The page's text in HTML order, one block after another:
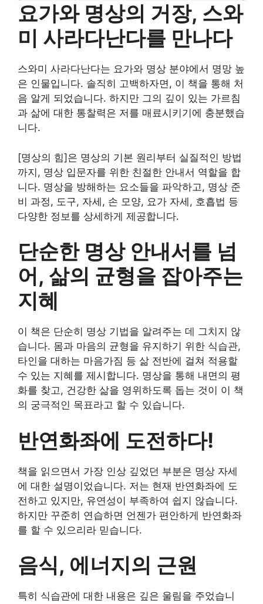
요가와 명상의 거장, 스와
미 사라다난다를 만나다
스와미 사라다난다는 요가와 명상 분야에서 명망 높
은 인물입니다. 솔직히 고백하자면, 이 책을 통해 처
음 알게 되었습니다. 하지만 그의 깊이 있는 가르침
과 삶에 대한 통찰력은 저를 매료시키기에 충분했습
니다.
[명상의 힘]은 명상의 기본 원리부터 실질적인 방법
까지, 명상 입문자를 위한 친절한 안내서 역할을 합
니다. 명상을 방해하는 요소들을 파악하고, 명상 준
비 과정, 도구, 자세, 손 모양, 요가 자세, 호흡법 등
다양한 정보를 상세하게 제공합니다.
단순한 명상 안내서를 넘
어, 삶의 균형을 잡아주는
지혜
이 책은 단순히 명상 기법을 알려주는 데 그치지 않
습니다. 몸과 마음의 균형을 유지하기 위한 식습관,
타인을 대하는 마음가짐 등 삶 전반에 걸쳐 적용할
수 있는 지혜를 제시합니다. 명상을 통해 내면의 평
화를 찾고, 건강한 삶을 영위하도록 돕는 것이 이 책
의 궁극적인 목표라고 할 수 있습니다.
반연화좌에 도전하다!
책을 읽으면서 가장 인상 깊었던 부분은 명상 자세
에 대한 설명이었습니다. 저는 현재 반연화좌에 도
전하고 있지만, 유연성이 부족하여 쉽지 않습니다.
하지만 꾸준히 연습하면 언젠가 편안하게 반연화좌
를 할 수 있으리라 믿습니다.
음식, 에너지의 근원
특히 식습관에 대한 내용은 깊은 울림을 주었습니